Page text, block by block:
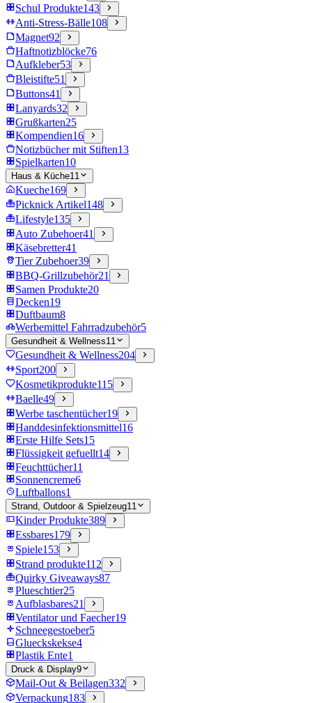
Schul Produkte143
Anti-Stress-Bälle108
Magnet92
Haftnotizblöcke76
Aufkleber53
Bleistifte51
Buttons41
Lanyards32
Grußkarten25
Kompendien16
Notizbücher mit Stiften13
Spielkarten10
Haus & Küche11
Kueche169
Picknick Artikel148
Lifestyle135
Auto Zubehoer41
Käsebretter41
Tier Zubehoer39
BBQ-Grillzubehör21
Samen Produkte20
Decken19
Duftbaum8
Werbemittel Fahrradzubehör5
Gesundheit & Wellness11
Gesundheit & Wellness204
Sport200
Kosmetikprodukte115
Baelle49
Werbe taschentücher19
Handdesinfektionsmittel16
Erste Hilfe Sets15
Flüssigkeit gefuellt14
Feuchttücher11
Sonnencreme6
Luftballons1
Strand, Outdoor & Spielzeug11
Kinder Produkte389
Essbares179
Spiele153
Strand produkte112
Quirky Giveaways87
Plueschtier25
Aufblasbares21
Ventilator und Faecher19
Schneegestoeber5
Glueckskekse4
Plastik Ente1
Druck & Display9
Mail-Out & Beilagen332
Verpackung183